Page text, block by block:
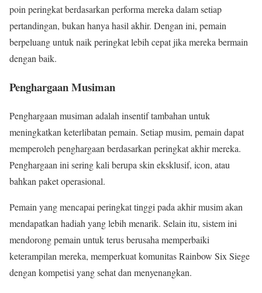
poin peringkat berdasarkan performa mereka dalam setiap
pertandingan, bukan hanya hasil akhir. Dengan ini, pemain
berpeluang untuk naik peringkat lebih cepat jika mereka bermain
dengan baik.
Penghargaan Musiman
Penghargaan musiman adalah insentif tambahan untuk
meningkatkan keterlibatan pemain. Setiap musim, pemain dapat
memperoleh penghargaan berdasarkan peringkat akhir mereka.
Penghargaan ini sering kali berupa skin eksklusif, icon, atau
bahkan paket operasional.
Pemain yang mencapai peringkat tinggi pada akhir musim akan
mendapatkan hadiah yang lebih menarik. Selain itu, sistem ini
mendorong pemain untuk terus berusaha memperbaiki
keterampilan mereka, memperkuat komunitas Rainbow Six Siege
dengan kompetisi yang sehat dan menyenangkan.